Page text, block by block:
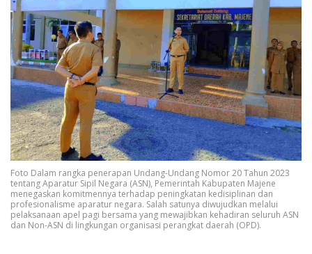
Foto Dalam rangka penerapan Undang-Undang Nomor 20 Tahun 2023
tentang Aparatur Sipil Negara (ASN), Pemerintah Kabupaten Majene
menegaskan komitmennya terhadap peningkatan kedisiplinan dan
profesionalisme aparatur negara. Salah satunya diwujudkan melalui
pelaksanaan apel pagi bersama yang mewajibkan kehadiran seluruh ASN
dan Non-ASN di lingkungan organisasi perangkat daerah (OPD).